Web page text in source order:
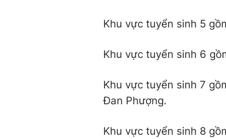
Khu vực tuyển sinh 5
Khu vực tuyển sinh 6
Khu vực tuyển sinh 7
Đan Phượng.
Khu vực tuyển sinh 8